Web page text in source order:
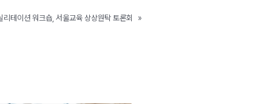
리테이션 워크숍, 서울교육 상상원탁 토론회 »